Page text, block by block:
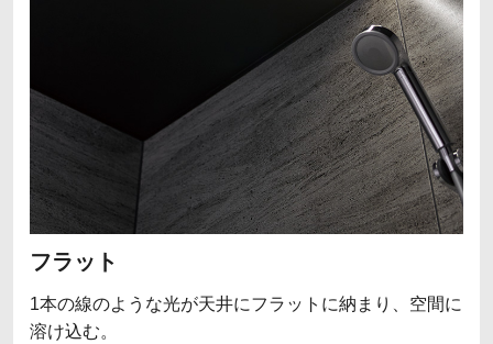
フラット
1本の線のような光が天井にフラットに納まり、空間に
溶け込む。